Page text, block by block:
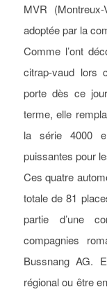
MVR
adoptée par la
Comme l’ont
citrap-vaud lors
porte dès ce
terme, elle
la série 4000
puissantes pour
Ces quatre
totale de 81
partie d’une
compagnies
Bussnang AG.
régional ou être